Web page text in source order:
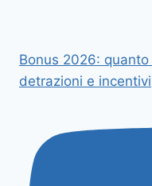
Bonus 2026:
detrazioni e incentivi